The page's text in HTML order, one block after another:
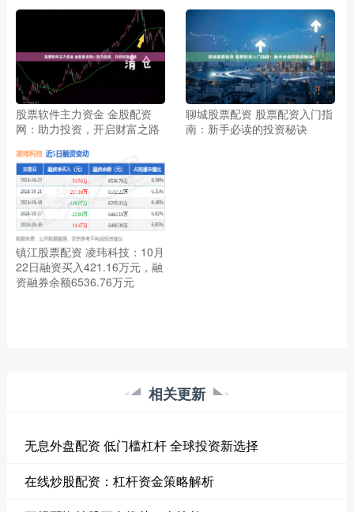
股票软件主力资金 金股配资
网：助力投资，开启财富之路
聊城股票配资 股票配资入门指
南：新手必读的投资秘诀
镇江股票配资 凌玮科技：10月
22日融资买入421.16万元，融
资融券余额6536.76万元
相关更新
无息外盘配资 低门槛杠杆 全球投资新选择
在线炒股配资：杠杆资金策略解析